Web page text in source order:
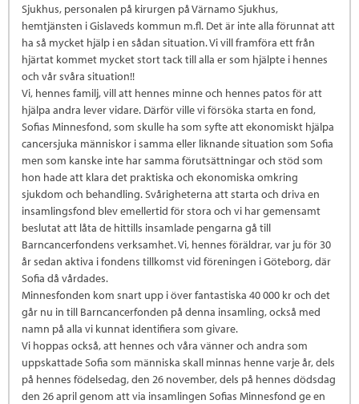
Sjukhus, personalen på kirurgen på Värnamo Sjukhus,
hemtjänsten i Gislaveds kommun m.fl. Det är inte alla förunnat att
ha så mycket hjälp i en sådan situation. Vi vill framföra ett från
hjärtat kommet mycket stort tack till alla er som hjälpte i hennes
och vår svåra situation!!
Vi, hennes familj, vill att hennes minne och hennes patos för att
hjälpa andra lever vidare. Därför ville vi försöka starta en fond,
Sofias Minnesfond, som skulle ha som syfte att ekonomiskt hjälpa
cancersjuka människor i samma eller liknande situation som Sofia
men som kanske inte har samma förutsättningar och stöd som
hon hade att klara det praktiska och ekonomiska omkring
sjukdom och behandling. Svårigheterna att starta och driva en
insamlingsfond blev emellertid för stora och vi har gemensamt
beslutat att låta de hittills insamlade pengarna gå till
Barncancerfondens verksamhet. Vi, hennes föräldrar, var ju för 30
år sedan aktiva i fondens tillkomst vid föreningen i Göteborg, där
Sofia då vårdades.
Minnesfonden kom snart upp i över fantastiska 40 000 kr och det
går nu in till Barncancerfonden på denna insamling, också med
namn på alla vi kunnat identifiera som givare.
Vi hoppas också, att hennes och våra vänner och andra som
uppskattade Sofia som människa skall minnas henne varje år, dels
på hennes födelsedag, den 26 november, dels på hennes dödsdag
den 26 april genom att via insamlingen Sofias Minnesfond ge en